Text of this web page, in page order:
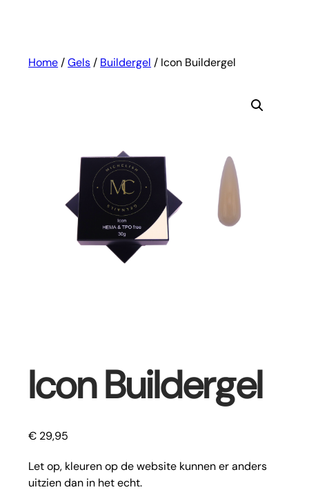
Home /Gels / Buildergel / Icon Buildergel
Icon Buildergel
€ 29,95
Let op, kleuren op de website kunnen er anders
uitzien dan in het echt.